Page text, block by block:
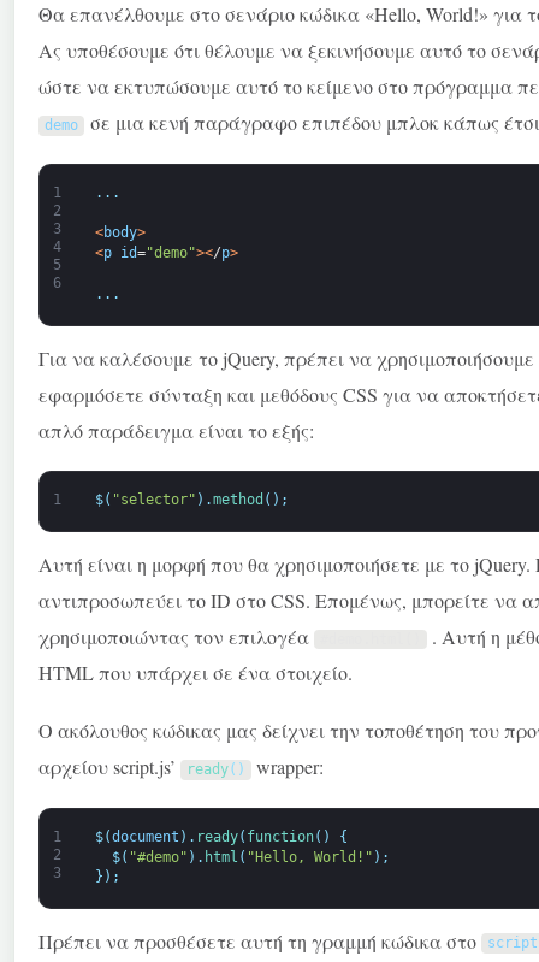
Θα επανέλθουμε στο σενάριο κώδικα «Hello, World!» για
Ας υποθέσουμε ότι θέλουμε να ξεκινήσουμε αυτό το
ώστε να εκτυπώσουμε αυτό το κείμενο στο πρόγραμμα
demo σε μια κενή παράγραφο επιπέδου μπλοκ κάπως
1
2
3
4
5
6
. . .
<body>
<p id="demo"></p>
. . .
Για να καλέσουμε το jQuery, πρέπει να
εφαρμόσετε σύνταξη και μεθόδους CSS για να
απλό παράδειγμα είναι το εξής:
1 $( "selector" ) .method ( ) ;
Αυτή είναι η μορφή που θα χρησιμοποιήσετε με το
αντιπροσωπεύει το ID στο CSS. Επομένως, μπορείτε να
χρησιμοποιώντας τον επιλογέα
. Αυτή η
HTML που υπάρχει σε ένα στοιχείο.
Ο ακόλουθος κώδικας μας δείχνει την τοποθέτηση του
αρχείου script.js’
ready( ) wrapper:
1
2
3
$(document ) . ready( function( )
{
$( "#demo" ) . html ( "Hello, World!" ) ;
} ) ;
Πρέπει να προσθέσετε αυτή τη γραμμή κώδικα στο script